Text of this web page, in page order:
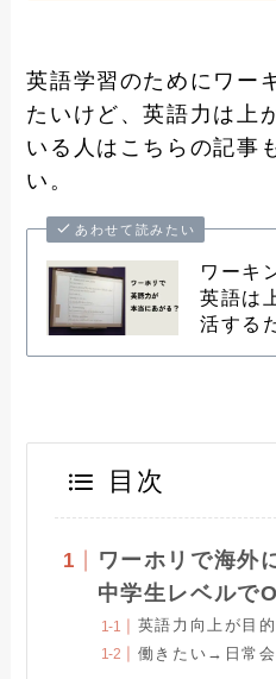
英語学習のためにワー
たいけど、英語力は上
いる人はこちらの記事
い。
あわせて読みたい
ワーキ
英語は
活する
目次
ワーホリで海外
中学生レベルで
英語力向上が目
働きたい→日常